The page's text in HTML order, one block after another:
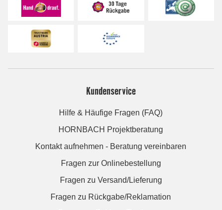
Kundenservice
Hilfe & Häufige Fragen (FAQ)
HORNBACH Projektberatung
Kontakt aufnehmen - Beratung vereinbaren
Fragen zur Onlinebestellung
Fragen zu Versand/Lieferung
Fragen zu Rückgabe/Reklamation